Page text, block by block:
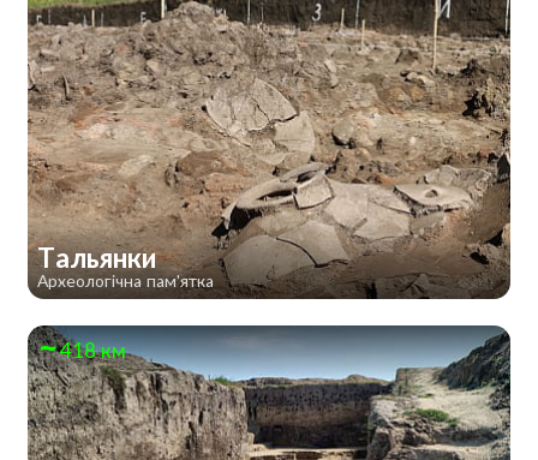
Тальянки
Археологічна пам'ятка
418 км